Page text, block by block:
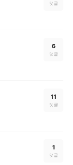
댓글
6
댓글
11
댓글
1
댓글